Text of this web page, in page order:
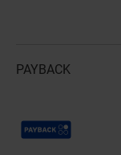
PAYBACK
Payback Punkte